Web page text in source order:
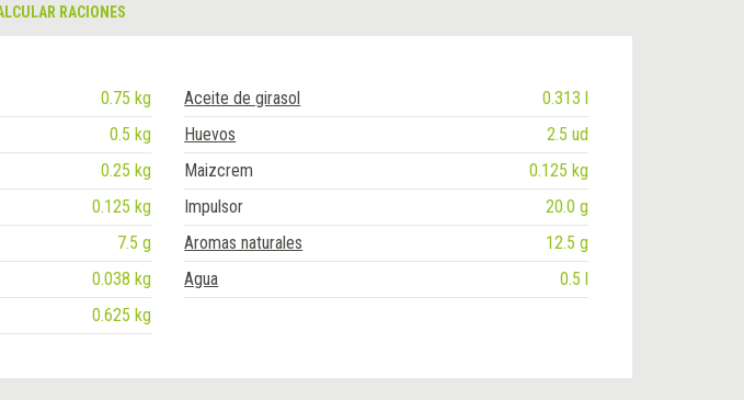
RACIONES
0.75 kg Aceite de girasol
0.313 l
0.5 kg Huevos
2.5 ud
0.25 kg Maizcrem
0.125 kg
0.125 kg Impulsor
20.0 g
7.5 g Aromas naturales
12.5 g
0.038 kg Agua
0.5 l
0.625 kg